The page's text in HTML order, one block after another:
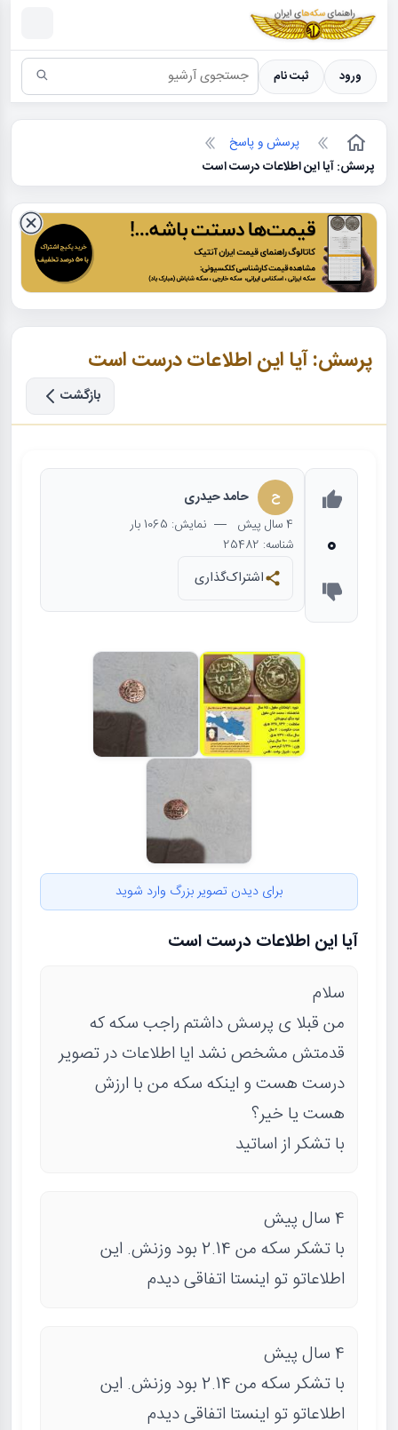
سکه ها ؛ راهنمای سکه شناسی
ورود ثبت نام
پرسش و پاسخ
پرسش: آیا این اطلاعات درست است
پرسش: آیا این اطلاعات درست است
بازگشت
0
ح حامد حیدری
4 سال پیش — نمایش: 1065 بار
شناسه: 25482
اشتراک‌گذاری
برای دیدن تصویر بزرگ وارد شوید
آیا این اطلاعات درست است
سلام
من قبلا ی پرسش داشتم راجب سکه که
قدمتش مشخص نشد ایا اطلاعات در تصویر
درست هست و اینکه سکه من با ارزش
هست یا خیر؟
با تشکر از اساتید
4 سال پیش
با تشکر سکه من 2.14 بود وزنش. این
اطلاعاتو تو اینستا اتفاقی دیدم
4 سال پیش
با تشکر سکه من 2.14 بود وزنش. این
اطلاعاتو تو اینستا اتفاقی دیدم